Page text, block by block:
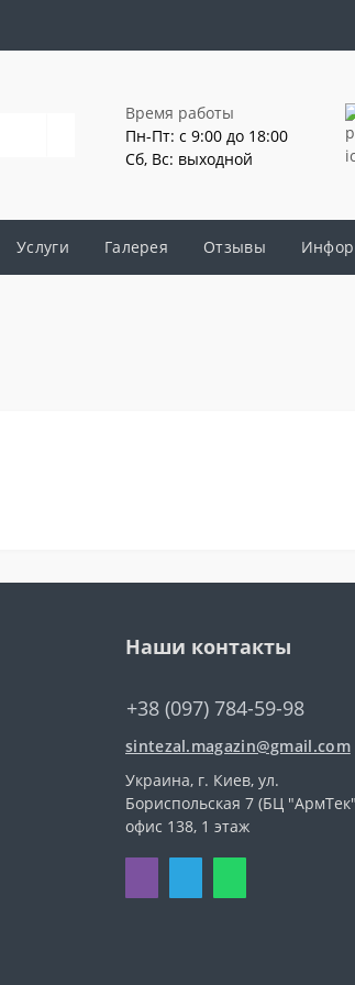
Время работы
Пн-Пт: с 9:00 до 18:00
Сб, Вс: выходной
Услуги Галерея Отзывы
Наши контакты
+38 (097) 784-59-98
sintezal.magazin@gmail.com
Украина, г. Киев, ул.
Бориспольская 7 (БЦ
офис 138, 1 этаж